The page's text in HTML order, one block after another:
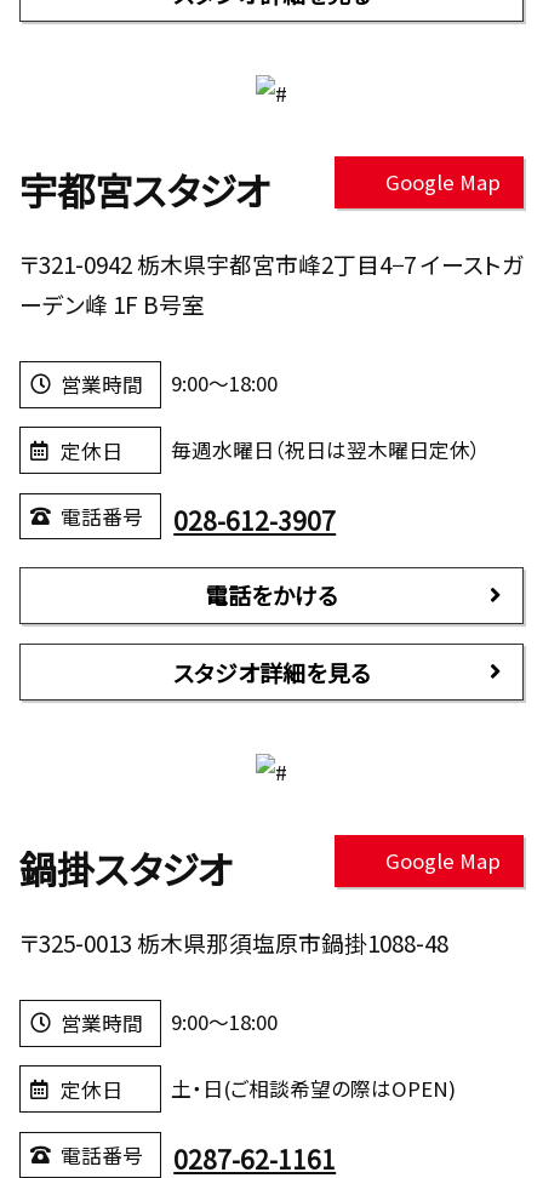
宇都宮スタジオ Google Map
〒321-0942 栃木県宇都宮市峰2丁目4−7 イーストガ
ーデン峰 1F B号室
営業時間 9:00～18:00
定休日 毎週水曜日（祝日は翌木曜日定休）
電話番号 028-612-3907
電話をかける
スタジオ詳細を見る
鍋掛スタジオ Google Map
〒325-0013 栃木県那須塩原市鍋掛1088-48
営業時間 9:00～18:00
定休日 土・日(ご相談希望の際はOPEN)
電話番号 0287-62-1161